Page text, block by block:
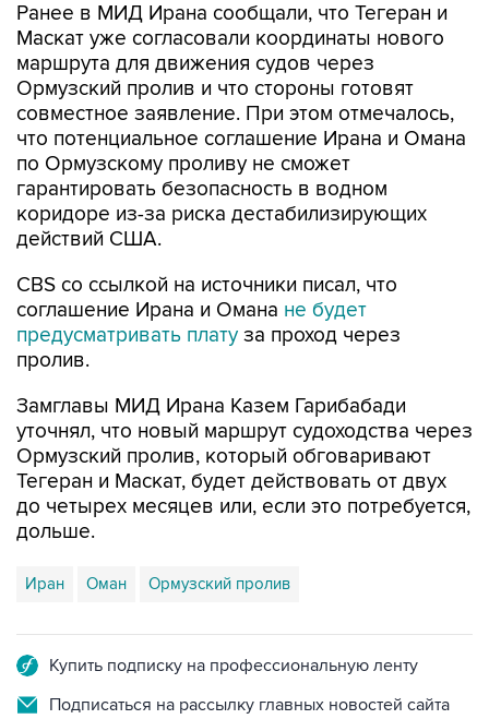
Ранее в МИД Ирана сообщали, что Тегеран и
Маскат уже согласовали координаты нового
маршрута для движения судов через
Ормузский пролив и что стороны готовят
совместное заявление. При этом отмечалось,
что потенциальное соглашение Ирана и Омана
по Ормузскому проливу не сможет
гарантировать безопасность в водном
коридоре из-за риска дестабилизирующих
действий США.
CBS со ссылкой на источники писал, что
соглашение Ирана и Омана не будет
предусматривать плату за проход через
пролив.
Замглавы МИД Ирана Казем Гарибабади
уточнял, что новый маршрут судоходства через
Ормузский пролив, который обговаривают
Тегеран и Маскат, будет действовать от двух
до четырех месяцев или, если это потребуется,
дольше.
Иран Оман Ормузский пролив
Купить подписку на профессиональную ленту
Подписаться на рассылку главных новостей сайта